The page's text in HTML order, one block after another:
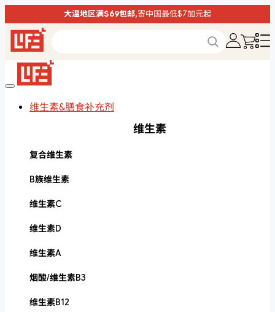
大温地区满$69包邮,寄中国最低$7加元起
维生素&膳食补充剂
维生素
复合维生素
B族维生素
维生素C
维生素D
维生素A
烟酸/维生素B3
维生素B12